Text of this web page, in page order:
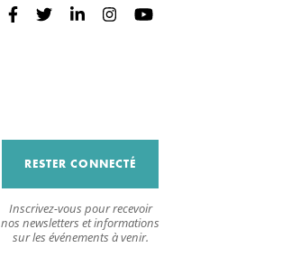
RESTER CONNECTÉ
Inscrivez-vous pour recevoir
nos newsletters et informations
sur les événements à venir.